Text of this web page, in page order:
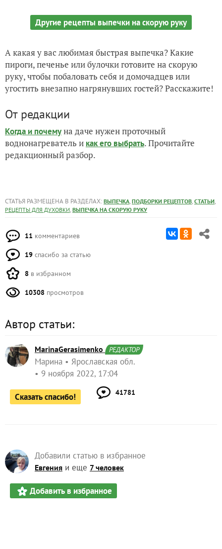
Другие рецепты выпечки на скорую руку
А какая у вас любимая быстрая выпечка? Какие
пироги, печенье или булочки готовите на скорую
руку, чтобы побаловать себя и домочадцев или
угостить внезапно нагрянувших гостей? Расскажите!
От редакции
Когда и почемуна даче нужен проточный
воднонагреватель и как его выбрать. Прочитайте
редакционный разбор.
СТАТЬЯ РАЗМЕЩЕНА В РАЗДЕЛАХ: ВЫПЕЧКА, ПОДБОРКИ РЕЦЕПТОВ, СТАТЬИ,
РЕЦЕПТЫ ДЛЯ ДУХОВКИ, ВЫПЕЧКА НА СКОРУЮ РУКУ
11 комментариев
19 спасибо за статью
8 в избранном
10308 просмотров
Автор статьи:
MarinaGerasimenko РЕДАКТОР
Марина
Ярославская обл.
9 ноября 2022, 17:04
Сказать спасибо! 41781
Добавили статью в избранное
Евгения и еще 7 человек
Добавить в избранное